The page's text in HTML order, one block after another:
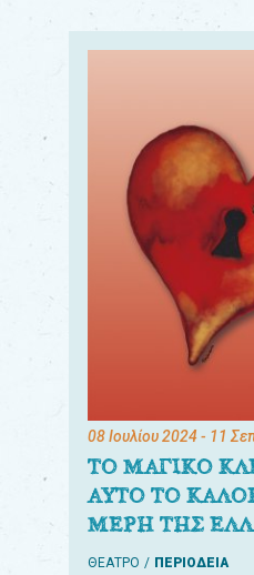
08 Ιουλίου 2024- 11
ΤΟ ΜΑΓΙΚΟ
ΑΥΤΟ ΤΟ
ΜΕΡΗ ΤΗΣ
ΘΕΑΤΡΟ ΠΕΡΙΟΔΕΙΑ